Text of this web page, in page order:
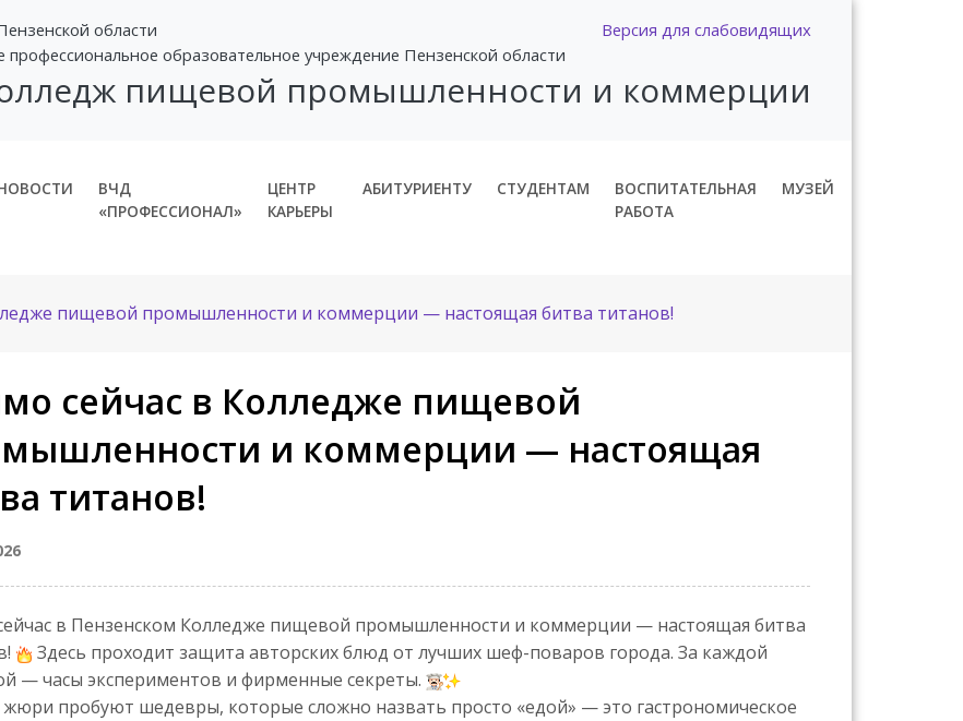
Версия для слабовидящих
области
профессиональное образовательное учреждение Пензенской области
пищевой промышленности и коммерции
ВЧД
«ПРОФЕССИОНАЛ»
ЦЕНТР
КАРЬЕРЫ
АБИТУРИЕНТУ СТУДЕНТАМ
ВОСПИТАТЕЛЬНАЯ
РАБОТА
МУЗЕЙ
пищевой промышленности и коммерции — настоящая битва титанов!
сейчас в Колледже пищевой
и коммерции — настоящая
титанов!
в Пензенском Колледже пищевой промышленности и коммерции — настоящая битва
Здесь проходит защита авторских блюд от лучших шеф-поваров города. За каждой
— часы экспериментов и фирменные секреты.
жюри пробуют шедевры, которые сложно назвать просто «едой» — это гастрономическое